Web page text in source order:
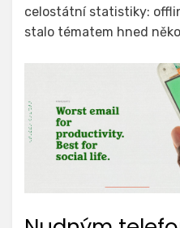
celostátní statistiky:
stalo tématem hned